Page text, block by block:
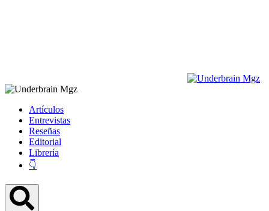
Artículos
Entrevistas
Reseñas
Editorial
Librería
👇